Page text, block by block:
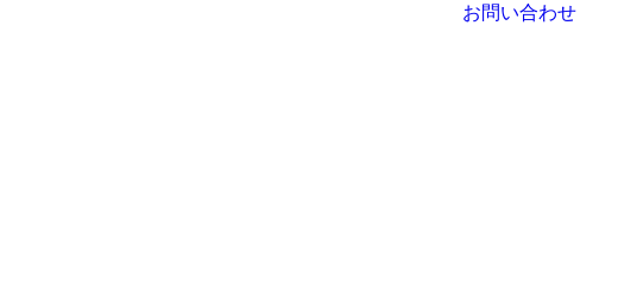
お問い合わせ